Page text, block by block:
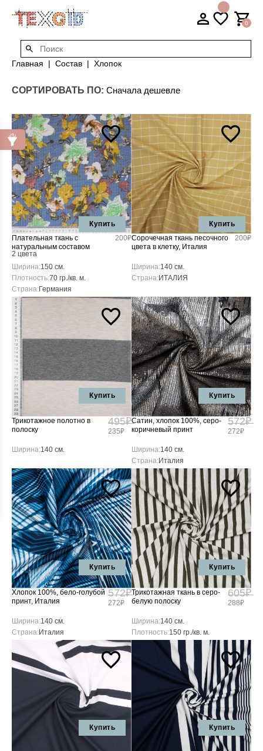
0
Главная Состав Хлопок
СОРТИРОВАТЬ ПО:
Купить
Плательная ткань с
натуральным составом
2 цвета
200₽
Ширина:150 см.
Плотность:70 гр./кв. м.
Страна:Германия
Купить
Сорочечная ткань песочного
цвета в клетку, Италия
200₽
Ширина:140 см.
Страна:ИТАЛИЯ
Купить
Трикотажное полотно в
полоску
495₽
235₽
Ширина:140 см.
Купить
Сатин, хлопок 100%, серо-
коричневый принт
572₽
272₽
Ширина:140 см.
Страна:Италия
Купить
Хлопок 100%, бело-голубой
принт, Италия
572₽
272₽
Ширина:140 см.
Страна:Италия
Купить
Трикотажная ткань в серо-
белую полоску
605₽
288₽
Ширина:140 см.
Плотность:150 гр./кв. м.
Купить Купить